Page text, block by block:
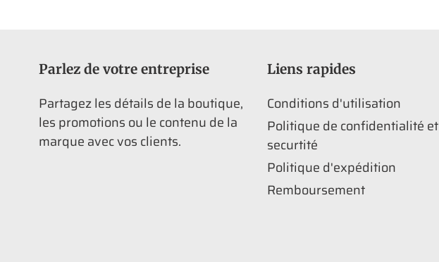
Parlez de votre entreprise
Partagez les détails de la boutique,
les promotions ou le contenu de la
marque avec vos clients.
Liens rapides
Conditions d'utilisation
Politique de confidentialité et
securtité
Politique d'expédition
Remboursement